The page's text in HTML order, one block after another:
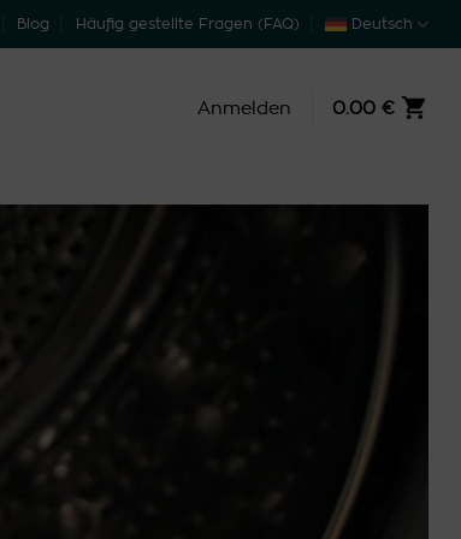
Blog Häufig gestellte Fragen (FAQ) Deutsch
Anmelden 0.00 €